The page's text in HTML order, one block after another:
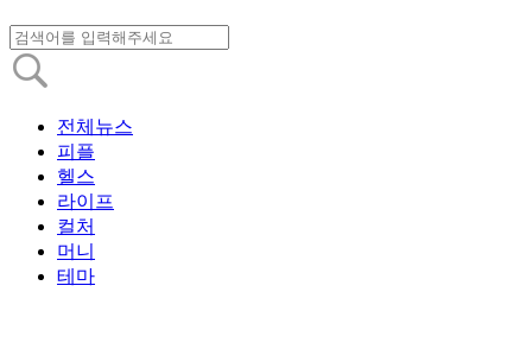
전체뉴스
피플
헬스
라이프
컬처
머니
테마